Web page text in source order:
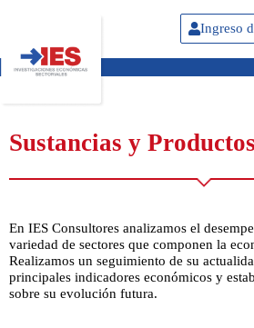
Ingreso
Sustancias y
En IES Consultores analizamos el
variedad de sectores que componen la
Realizamos un seguimiento de su
principales indicadores económicos y
sobre su evolución futura.